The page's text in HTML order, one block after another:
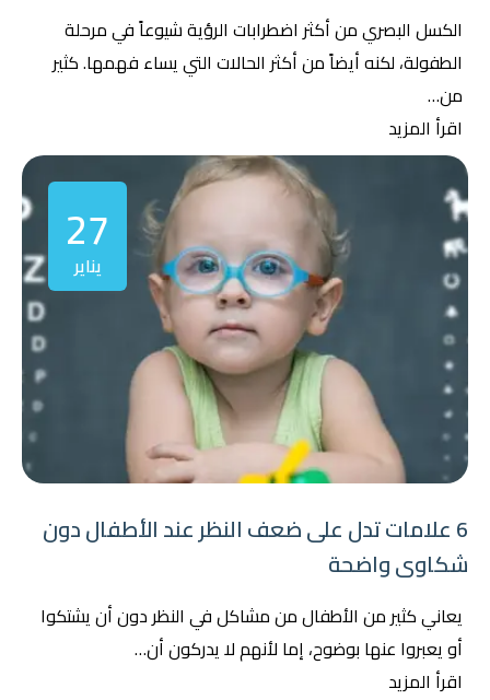
الكسل البصري من أكثر اضطرابات الرؤية شيوعاً في مرحلة
الطفولة، لكنه أيضاً من أكثر الحالات التي يساء فهمها. كثير
من…
اقرأ المزيد
27
يناير
6 علامات تدل على ضعف النظر عند الأطفال دون
شكاوى واضحة
يعاني كثير من الأطفال من مشاكل في النظر دون أن يشتكوا
أو يعبروا عنها بوضوح، إما لأنهم لا يدركون أن…
اقرأ المزيد